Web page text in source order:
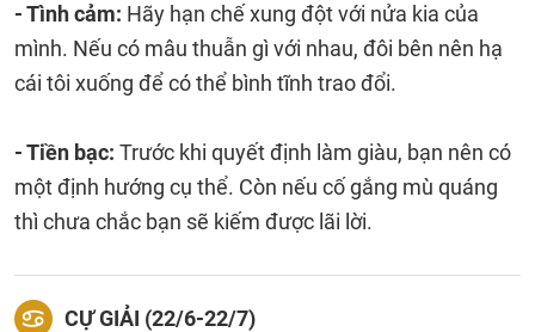
- Tình cảm: Hãy hạn chế xung đột với nửa kia của
mình. Nếu có mâu thuẫn gì với nhau, đôi bên nên hạ
cái tôi xuống để có thể bình tĩnh trao đổi.
- Tiền bạc: Trước khi quyết định làm giàu, bạn nên có
một định hướng cụ thể. Còn nếu cố gắng mù quáng
thì chưa chắc bạn sẽ kiếm được lãi lời.
CỰ GIẢI (22/6-22/7)